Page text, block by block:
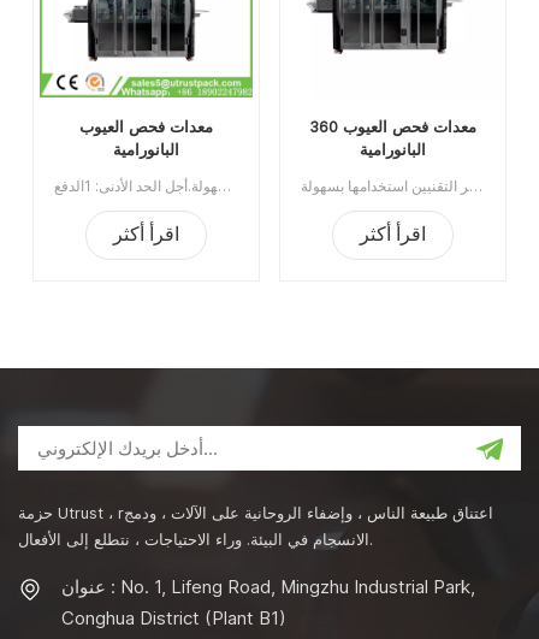
معدات فحص العيوب
البانورامية
العيوب البانورامية معدات الفحص تستخدم بشكل أساسي لفحص جودة الأغذية باستخدام عبوات شفافة. تتميز هذه المعدات بتكنولوجيا متقدمة وتصميم فريد ، وقد حصلت على براءات اختراع وطنية. فيما يتعلق بتصميم الآلية ، يمكن فحص المواد من جميع الاتجاهات في نفس الوقت ، مما يؤدي بشكل فعال إلى تجنب الزوايا الميتة للتفتيش أو عمليات التفتيش الفائتة الناتجة عن الأجسام الغريبة المنقولة ، وذلك لضمان نتائج فحص فعالة ودقيقة. فيما يتعلق بتقنية الكشف ، فإن نظام الرؤية الحاسوبية القائم على خوارزمية التعلم العميق لديه قدرة ودقة ممتازة في الكشف ، ومعدل التسرب أقل من 0.01٪. يمكنه تحديد جميع المشكلات ذات الصلة وتنبيهها في الوقت المناسب ، مثل الأشياء والعيوب وتلف السطح ، وما إلى ذلك ، لضمان جودة وسلامة طعامك. بالإضافة إلى ذلك ، تتميز أجهزتنا بواجهة تشغيل سهلة الاستخدام وتحليل نتائج بديهية ، حتى المشغلين الذين ليس لديهم خلفية تقنية مهنية يمكنهم استخدامها بسهولة.أجل الحد الأدنى: 1الدفع: T / Tميناء الشحن: قوانغتشوالمنطقة الأصلية: الصينالمهلة الزمنية: 30 يوما بعد تلقي الودائع وختم
اقرأ أكثر
360 معدات فحص العيوب
البانورامية
معدات متقدمة لفحص العيوب لتغليف المواد الغذائية الشفافة، مع براءات الاختراع الوطنية. يتجنب الفحص متعدد الاتجاهات الزوايا الميتة، مما يضمن الحصول على نتائج دقيقة وفعالة. يكتشف نظام رؤية الكمبيوتر القائم على التعلم العميق الأشياء والعيوب والأضرار السطحية بمعدل تسرب أقل من 0.01%. تتيح الواجهة سهلة الاستخدام للمشغلين غير التقنيين استخدامها بسهولة.
اقرأ أكثر
حزمة Utrust ، rاعتناق طبيعة الناس ، وإضفاء الروحانية على الآلات ، ودمج
الانسجام في البيئة. وراء الاحتياجات ، نتطلع إلى الأفعال.
عنوان : No. 1, Lifeng Road, Mingzhu Industrial Park,
Conghua District (Plant B1)